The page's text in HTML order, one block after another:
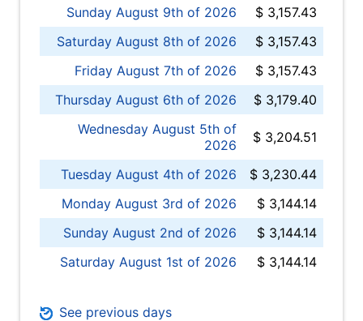
Sunday August 9th of 2026
$ 3,157.43
Saturday August 8th of 2026
$ 3,157.43
Friday August 7th of 2026
$ 3,157.43
Thursday August 6th of 2026
$ 3,179.40
Wednesday August 5th of
2026
$ 3,204.51
Tuesday August 4th of 2026
$ 3,230.44
Monday August 3rd of 2026
$ 3,144.14
Sunday August 2nd of 2026
$ 3,144.14
Saturday August 1st of 2026
$ 3,144.14
See previous days